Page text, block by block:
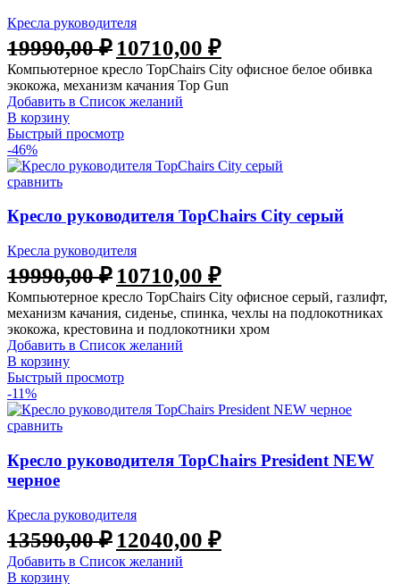
Кресла руководителя
19990,00₽ Первоначальная
цена
составляла
19990,00 ₽.
10710,00 ₽Текущая
цена:
10710,00 ₽.
Компьютерное кресло TopChairs City офисное белое обивка
экокожа, механизм качания Top Gun
Добавить в Список желаний
В корзину
Быстрый просмотр
-46%
сравнить
Кресло руководителя TopChairs City серый
Кресла руководителя
19990,00₽ Первоначальная
цена
составляла
19990,00 ₽.
10710,00 ₽Текущая
цена:
10710,00 ₽.
Компьютерное кресло TopChairs City офисное серый, газлифт,
механизм качания, сиденье, спинка, чехлы на подлокотниках
экокожа, крестовина и подлокотники хром
Добавить в Список желаний
В корзину
Быстрый просмотр
-11%
сравнить
Кресло руководителя TopChairs President NEW
черное
Кресла руководителя
13590,00₽ Первоначальная
цена
составляла
12040,00 ₽Текущая
цена:
Добавить в Список желаний
В корзину